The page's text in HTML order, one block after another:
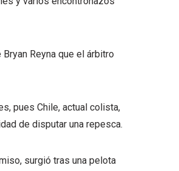
Reyna que el árbitro
pues Chile, actual colista,
de disputar una repesca.
surgió tras una pelota